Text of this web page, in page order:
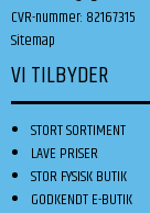
CVR-nummer: 82167315
Sitemap
VI TILBYDER
STORT SORTIMENT
LAVE PRISER
STOR FYSISK BUTIK
GODKENDT E-BUTIK